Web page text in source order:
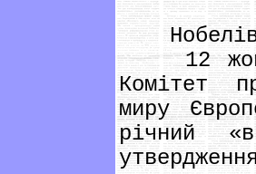
12
Комітет
миру
річний